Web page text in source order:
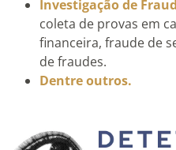
Investigação de
coleta de provas em
financeira, fraude de
de fraudes.
Dentre outros.